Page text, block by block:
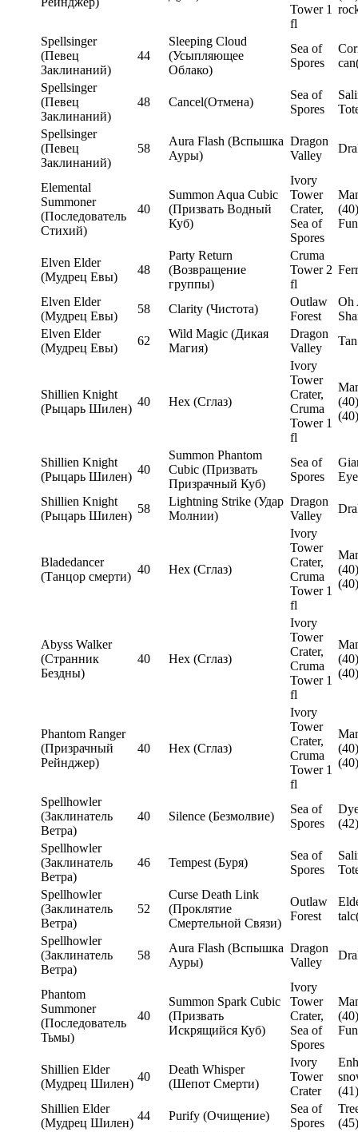
Tower 1
fl
Spellsinger
(Певец
Заклинаний)
44
Sleeping Cloud
(Усыпляющее
Облако)
Sea of
Spores
Spellsinger
(Певец
Заклинаний)
48 Cancel(Отмена)
Sea of
Spores
Spellsinger
(Певец
Заклинаний)
58
Aura Flash (Вспышка
Ауры)
Dragon
Valley
Elemental
Summoner
(Последователь
Стихий)
40
Summon Aqua Cubic
(Призвать Водный
Куб)
Ivory
Tower
Crater,
Sea of
Spores
Elven Elder
(Мудрец Евы)
48
Party Return
(Возвращение
группы)
Cruma
Tower 2
fl
Elven Elder
(Мудрец Евы)
58 Clarity (Чистота)
Outlaw
Forest
Oh
Elven Elder
(Мудрец Евы)
62
Wild Magic (Дикая
Магия)
Dragon
Valley
Shillien Knight
(Рыцарь Шилен)
40 Hex (Сглаз)
Ivory
Tower
Crater,
Cruma
Tower 1
fl
(40)
Shillien Knight
(Рыцарь Шилен)
40
Summon Phantom
Cubic (Призвать
Призрачный Куб)
Sea of
Spores
Shillien Knight
(Рыцарь Шилен)
58
Lightning Strike (Удар
Молнии)
Dragon
Valley
Bladedancer
(Танцор смерти)
40 Hex (Сглаз)
Ivory
Tower
Crater,
Cruma
Tower 1
fl
(40)
Abyss Walker
(Странник
Бездны)
40 Hex (Сглаз)
Ivory
Tower
Crater,
Cruma
Tower 1
fl
(40)
Phantom Ranger
(Призрачный
Рейнджер)
40 Hex (Сглаз)
Ivory
Tower
Crater,
Cruma
Tower 1
fl
(40)
Spellhowler
(Заклинатель
Ветра)
40 Silence (Безмолвие)
Sea of
Spores
(42)
Spellhowler
(Заклинатель
Ветра)
46 Tempest (Буря)
Sea of
Spores
Spellhowler
(Заклинатель
Ветра)
52
Curse Death Link
(Проклятие
Смертельной Связи)
Outlaw
Forest
Spellhowler
(Заклинатель
Ветра)
58
Aura Flash (Вспышка
Ауры)
Dragon
Valley
Phantom
Summoner
(Последователь
Тьмы)
40
Summon Spark Cubic
(Призвать
Искрящийся Куб)
Ivory
Tower
Crater,
Sea of
Spores
Shillien Elder
(Мудрец Шилен)
40
Death Whisper
(Шепот Смерти)
Ivory
Tower
Crater
(41)
Shillien Elder
(Мудрец Шилен)
44 Purify (Очищение)
Sea of
Spores
(45)